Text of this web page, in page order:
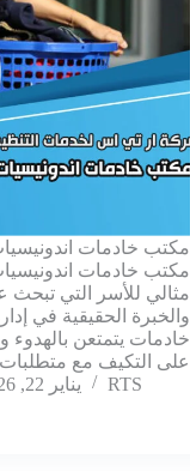
مكتب خادمات
مكتب خادمات
مثالي للأسر التي تبحث
والخبرة الحقيقية في
خادمات يتمتعن بالهدوء
على التكيف مع متطلبات
RTS
يناير 22, 2026